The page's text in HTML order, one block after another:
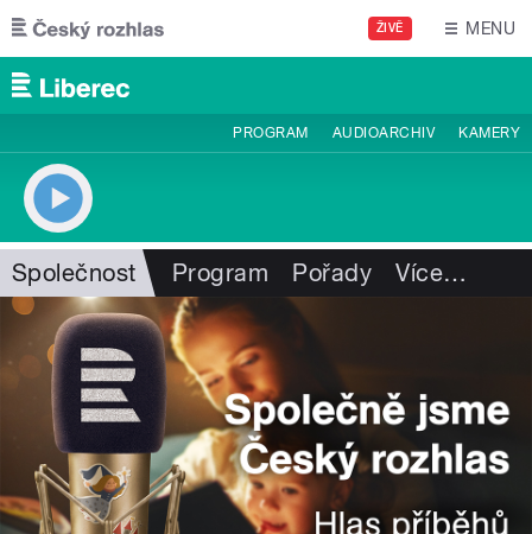
Přejít k hlavnímu obsahu
ŽIVĚ MENU
PROGRAM AUDIOARCHIV KAMERY
Společnost Program Pořady Více…